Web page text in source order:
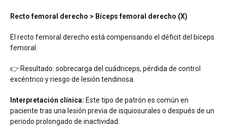
Recto femoral derecho > Bíceps femoral derecho (X)
El recto femoral derecho está compensando el déficit del bíceps
femoral.
👉 Resultado: sobrecarga del cuádriceps, pérdida de control
excéntrico y riesgo de lesión tendinosa.
Interpretación clínica: Este tipo de patrón es común en
paciente tras una lesión previa de isquiosurales o después de un
periodo prolongado de inactividad.